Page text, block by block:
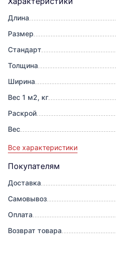
Длина
Размер
Стандарт
Толщина
Ширина
Вес 1 м2, кг
Раскрой
Вес
Все характеристики
Покупателям
Доставка
Самовывоз
Оплата
Возврат товара